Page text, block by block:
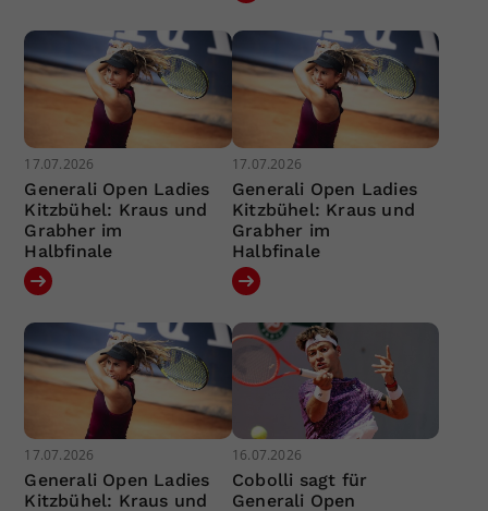
17.07.2026
Generali Open Ladies
Kitzbühel: Kraus und
Grabher im
Halbfinale
17.07.2026
Generali Open Ladies
Kitzbühel: Kraus und
Grabher im
Halbfinale
17.07.2026
Generali Open Ladies
Kitzbühel: Kraus und
16.07.2026
Cobolli sagt für
Generali Open